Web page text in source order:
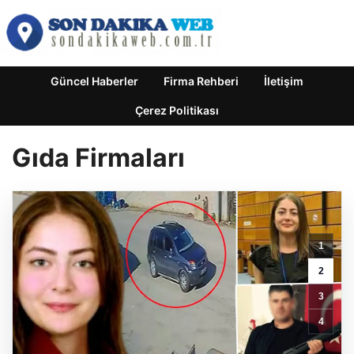
Güncel Haberler Firma Rehberi İletişim
Çerez Politikası
Gıda Firmaları
1
2
3
4
Petdoys
–
Evcil